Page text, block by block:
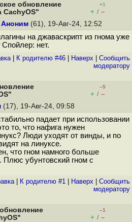
обновление
CachyOS"
+1
+ / –
Аноним (61), 19-Авг-24, 12:52
на джаваскрипт из гнома уже
нет.
| К родителю #46 Наверх
Cообщить
модератору
–5
+ / –
(17), 19-Авг-24, 09:58
падает при использовании
то, что нафига нужен
Люди уходят от винды, и по
на линуксе.
что гном намного больше
Плюс убунтовский гном с
| К родителю #1 Наверх
Cообщить
модератору
–1
+ / –